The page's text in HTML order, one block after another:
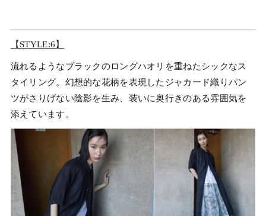
【STYLE:6】
流れるようなブラックのロングハオリを重ねたシックなス
タイリング。幻想的な花柄を表現したジャカード織りパン
ツがさりげない陰影を生み、装いに奥行きのある雰囲気を
添えています。